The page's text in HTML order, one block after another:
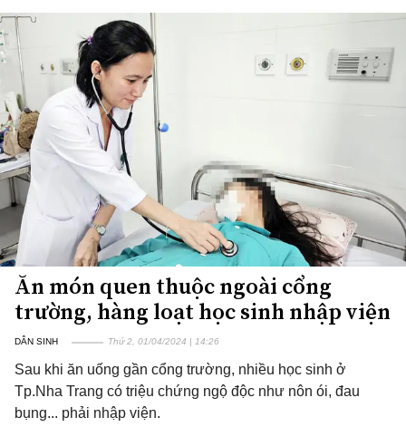
Ăn món quen thuộc ngoài cổng
trường, hàng loạt học sinh nhập viện
DÂN SINH Thứ 2, 01/04/2024 | 14:26
Sau khi ăn uống gần cổng trường, nhiều học sinh ở
Tp.Nha Trang có triệu chứng ngộ độc như nôn ói, đau
bụng... phải nhập viện.